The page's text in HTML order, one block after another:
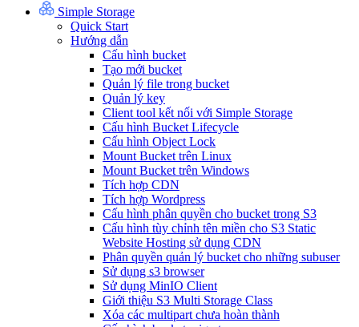
Simple Storage
Quick Start
Hướng dẫn
Cấu hình bucket
Tạo mới bucket
Quản lý file trong bucket
Quản lý key
Client tool kết nối với Simple Storage
Cấu hình Bucket Lifecycle
Cấu hình Object Lock
Mount Bucket trên Linux
Mount Bucket trên Windows
Tích hợp CDN
Tích hợp Wordpress
Cấu hình phân quyền cho bucket trong S3
Cấu hình tùy chỉnh tên miền cho S3 Static
Website Hosting sử dụng CDN
Phân quyền quản lý bucket cho những subuser
Sử dụng s3 browser
Sử dụng MinIO Client
Giới thiệu S3 Multi Storage Class
Xóa các multipart chưa hoàn thành